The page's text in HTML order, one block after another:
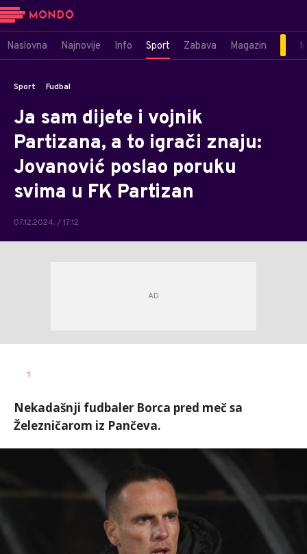
Naslovna Najnovije Info Sport Zabava Magazin
Sport Fudbal
Ja sam dijete i vojnik
Partizana, a to igrači znaju:
Jovanović poslao poruku
svima u FK Partizan
07.12.2024. / 17:12
AUTOR
1
Nekadašnji fudbaler Borca pred meč sa
Železničarom iz Pančeva.